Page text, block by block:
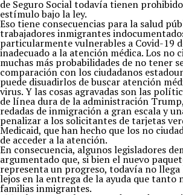
de Seguro Social todavía tienen
estímulo bajo la ley.
Eso tiene consecuencias para la salud
trabajadores inmigrantes
particularmente vulnerables a Covid-19
inadecuado a la atención médica. Los no
muchas más probabilidades de no tener
comparación con los ciudadanos
puede disuadirlos de buscar atención
virus. Y las cosas agravadas son las
de línea dura de la administración
redadas de inmigración a gran escala y
penalizar a los solicitantes de tarjetas
Medicaid, que han hecho que los no
de acceder a la atención.
En consecuencia, algunos legisladores
argumentado que, si bien el nuevo
representa un progreso, todavía no
lejos en la entrega de la ayuda que tanto
familias inmigrantes.